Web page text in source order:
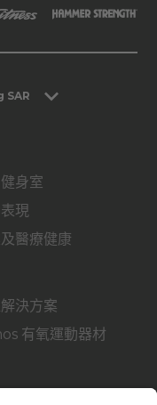
身室
現
醫療健康
決方案
有氧運動器材